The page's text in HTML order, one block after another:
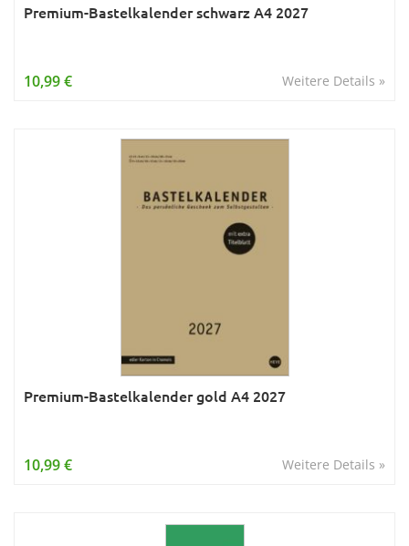
Premium-Bastelkalender schwarz A4 2027
Weitere Details »
10,99 €
Premium-Bastelkalender gold A4 2027
Weitere Details »
10,99 €